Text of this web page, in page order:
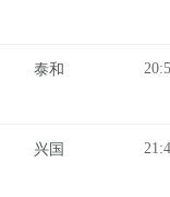
泰和
兴国